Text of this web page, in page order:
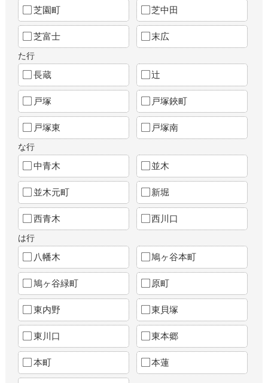
芝園町 芝中田
芝富士 末広
た行
長蔵 辻
戸塚 戸塚鋏町
戸塚東 戸塚南
な行
中青木 並木
並木元町 新堀
西青木 西川口
は行
八幡木 鳩ヶ谷本町
鳩ヶ谷緑町 原町
東内野 東貝塚
東川口 東本郷
本町 本蓮